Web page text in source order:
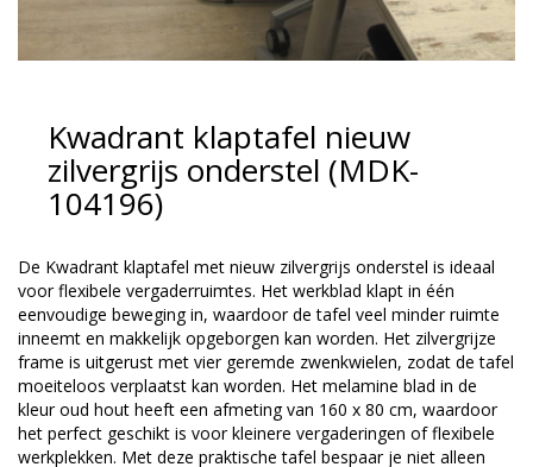
Kwadrant klaptafel nieuw
zilvergrijs onderstel (MDK-
104196)
De Kwadrant klaptafel met nieuw zilvergrijs onderstel is ideaal
voor flexibele vergaderruimtes. Het werkblad klapt in één
eenvoudige beweging in, waardoor de tafel veel minder ruimte
inneemt en makkelijk opgeborgen kan worden. Het zilvergrijze
frame is uitgerust met vier geremde zwenkwielen, zodat de tafel
moeiteloos verplaatst kan worden. Het melamine blad in de
kleur oud hout heeft een afmeting van 160 x 80 cm, waardoor
het perfect geschikt is voor kleinere vergaderingen of flexibele
werkplekken. Met deze praktische tafel bespaar je niet alleen